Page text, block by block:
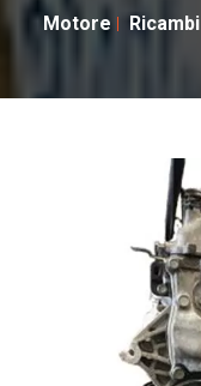
Motore